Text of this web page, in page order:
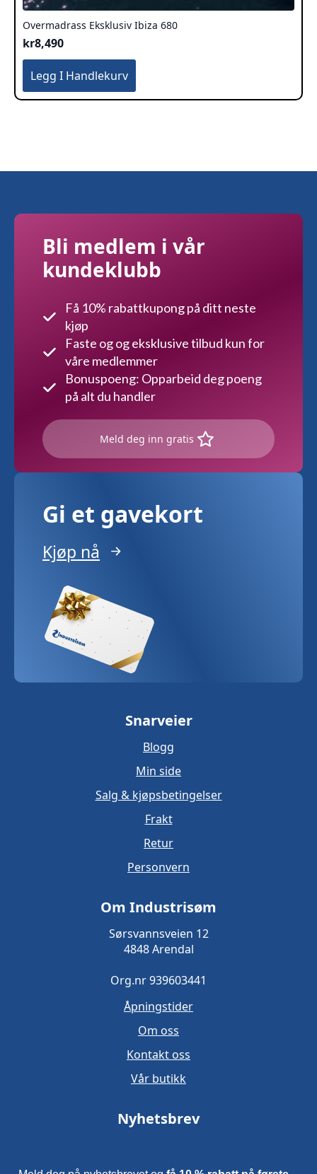
Overmadrass Eksklusiv Ibiza 680
kr8,490
Legg I Handlekurv
Bli medlem i vår
kundeklubb
Få 10% rabattkupong på ditt neste
kjøp
Faste og og eksklusive tilbud kun for
våre medlemmer
Bonuspoeng: Opparbeid deg poeng
på alt du handler
Meld deg inn gratis
Gi et gavekort
Kjøp nå
Snarveier
Blogg
Min side
Salg & kjøpsbetingelser
Frakt
Retur
Personvern
Om Industrisøm
Sørsvannsveien 12
4848 Arendal
Org.nr 939603441
Åpningstider
Om oss
Kontakt oss
Vår butikk
Nyhetsbrev